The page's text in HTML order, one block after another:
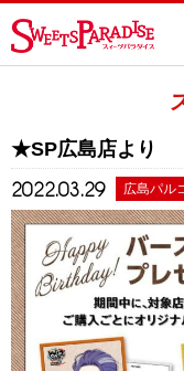
★SP広島店より
2022.03.29 広島パル